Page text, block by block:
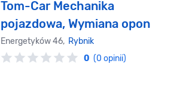
Tom-Car Mechanika
pojazdowa, Wymiana opon
Energetyków 46, Rybnik
0 (0 opinii)